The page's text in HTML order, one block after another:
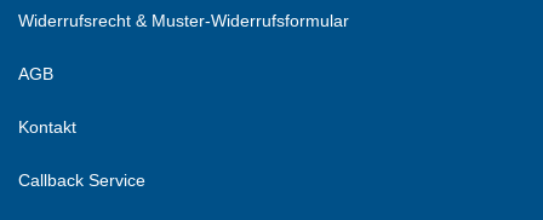
Widerrufsrecht & Muster-Widerrufsformular
AGB
Kontakt
Callback Service